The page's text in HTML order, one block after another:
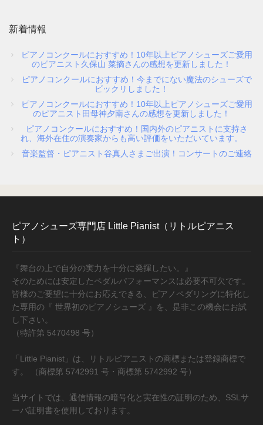
新着情報
ピアノコンクールにおすすめ！10年以上ピアノシューズご愛用
のピアニスト久保山 菜摘さんの感想を更新しました！
ピアノコンクールにおすすめ！今までにない魔法のシューズで
ビックリしました！
ピアノコンクールにおすすめ！10年以上ピアノシューズご愛用
のピアニスト田母神夕南さんの感想を更新しました！
ピアノコンクールにおすすめ！国内外のピアニストに支持さ
れ、海外在住の演奏家からも高い評価をいただいています。
音楽監督・ピアニスト谷真人さまご出演！コンサートのご連絡
ピアノシューズ専門店 Little Pianist（リトルピアニス
ト）
『舞台の上で自分の実力を十分に発揮したい。』
そのためには安定したペダルパフォーマンスは必要不可欠です。
皆様のご要望に十分にお応えできる、ピアノペダリングに特化し
た専用の『 世界初のピアノシューズ 』を、是非この機会にお試
し下さい。
（特許第 5470498 号）
「Little Pianist」は、リトルピアニストの商標または登録商標で
す。 （商標第 5742991 号・商標第 5742992 号）
当サイトでは、通信情報の暗号化と実在性の証明のため、SSLサ
ーバ証明書を使用しております。